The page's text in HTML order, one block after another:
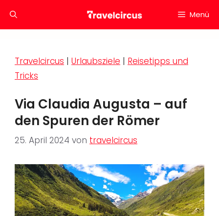
Inhalt
Menü
Travelcircus | Urlaubsziele | Reisetipps und
Tricks
Via Claudia Augusta – auf
den Spuren der Römer
25. April 2024 von travelcircus